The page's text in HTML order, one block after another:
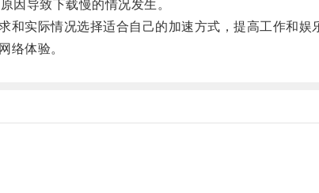
导致下载慢的情况发生。
实际情况选择适合自己的加速方式，提高工作和娱
络体验。